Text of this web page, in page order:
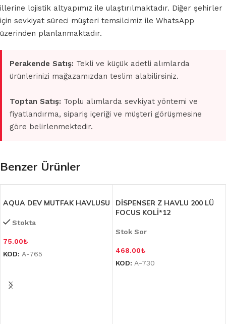
illerine lojistik altyapımız ile ulaştırılmaktadır. Diğer şehirler
için sevkiyat süreci müşteri temsilcimiz ile WhatsApp
üzerinden planlanmaktadır.
Perakende Satış: Tekli ve küçük adetli alımlarda
ürünlerinizi mağazamızdan teslim alabilirsiniz.
Toptan Satış: Toplu alımlarda sevkiyat yöntemi ve
fiyatlandırma, sipariş içeriği ve müşteri görüşmesine
göre belirlenmektedir.
Benzer Ürünler
AQUA DEV MUTFAK HAVLUSU
Stokta
75.00₺
KOD: A-765
DİSPENSER Z HAVLU 200 LÜ
FOCUS KOLİ*12
Stok Sor
468.00₺
KOD: A-730